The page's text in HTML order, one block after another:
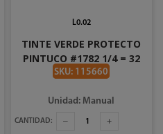
TINTE VERDE PROTECTO
PINTUCO #1782 1/4 = 32
ONZAS
SKU: 115660
L0.02
Unidad: Manual
CANTIDAD: